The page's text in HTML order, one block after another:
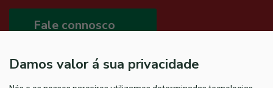
Fale connosco
Damos valor á sua privacidade